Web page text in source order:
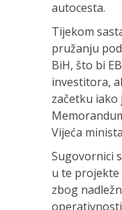
autocesta.
Tijekom
pružanju
BiH, što bi
investitora,
začetku
Vijeća
Sugovornici
u te projekte
zbog